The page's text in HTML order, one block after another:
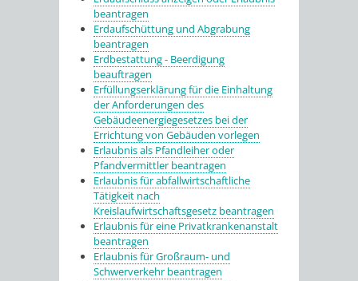
beantragen
Erdaufschüttung und Abgrabung
beantragen
Erdbestattung - Beerdigung
beauftragen
Erfüllungserklärung für die Einhaltung
der Anforderungen des
Gebäudeenergiegesetzes bei der
Errichtung von Gebäuden vorlegen
Erlaubnis als Pfandleiher oder
Pfandvermittler beantragen
Erlaubnis für abfallwirtschaftliche
Tätigkeit nach
Kreislaufwirtschaftsgesetz beantragen
Erlaubnis für eine Privatkrankenanstalt
beantragen
Erlaubnis für Großraum- und
Schwerverkehr beantragen